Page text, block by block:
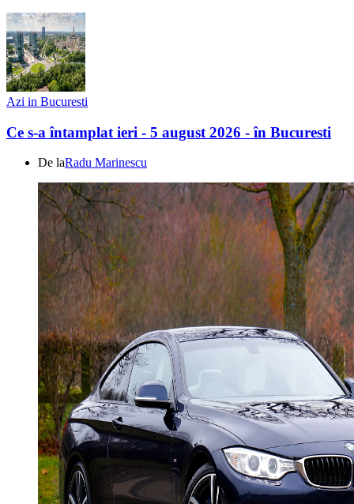
Azi in Bucuresti
Ce s-a întamplat ieri - 5 august 2026 - în Bucuresti
De laRadu Marinescu